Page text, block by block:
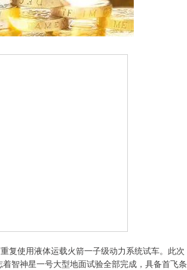
使用液体运载火箭一子级动力系统试车。此次
智神星一号大型地面试验全部完成，具备首飞条